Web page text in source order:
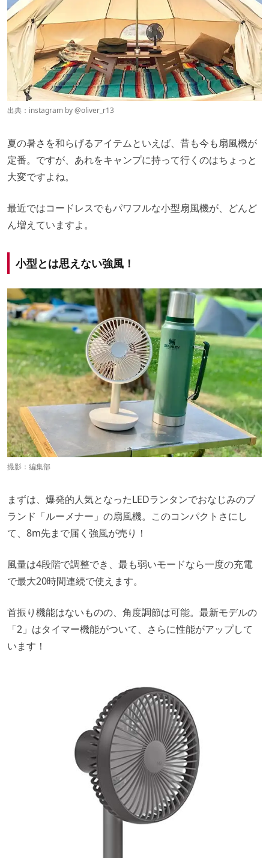
出典：instagram by @oliver_r13
夏の暑さを和らげるアイテムといえば、昔も今も扇風機が
定番。ですが、あれをキャンプに持って行くのはちょっと
大変ですよね。
最近ではコードレスでもパワフルな小型扇風機が、どんど
ん増えていますよ。
小型とは思えない強風！
撮影：編集部
まずは、爆発的人気となったLEDランタンでおなじみのブ
ランド「ルーメナー」の扇風機。このコンパクトさにし
て、8m先まで届く強風が売り！
風量は4段階で調整でき、最も弱いモードなら一度の充電
で最大20時間連続で使えます。
首振り機能はないものの、角度調節は可能。最新モデルの
「2」はタイマー機能がついて、さらに性能がアップして
います！